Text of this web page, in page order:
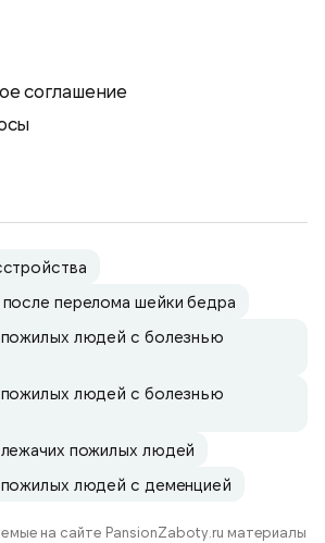
соглашение
перелома шейки бедра
людей с болезнью
людей с болезнью
пожилых людей
людей с деменцией
на сайте PansionZaboty.ru материалы